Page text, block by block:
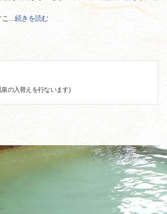
…続きを読む
泉の入替えを行ないます)